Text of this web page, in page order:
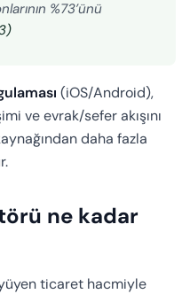
%73’ünü
(iOS/Android),
ve evrak/sefer akışını
daha fazla
ne kadar
ticaret hacmiyle